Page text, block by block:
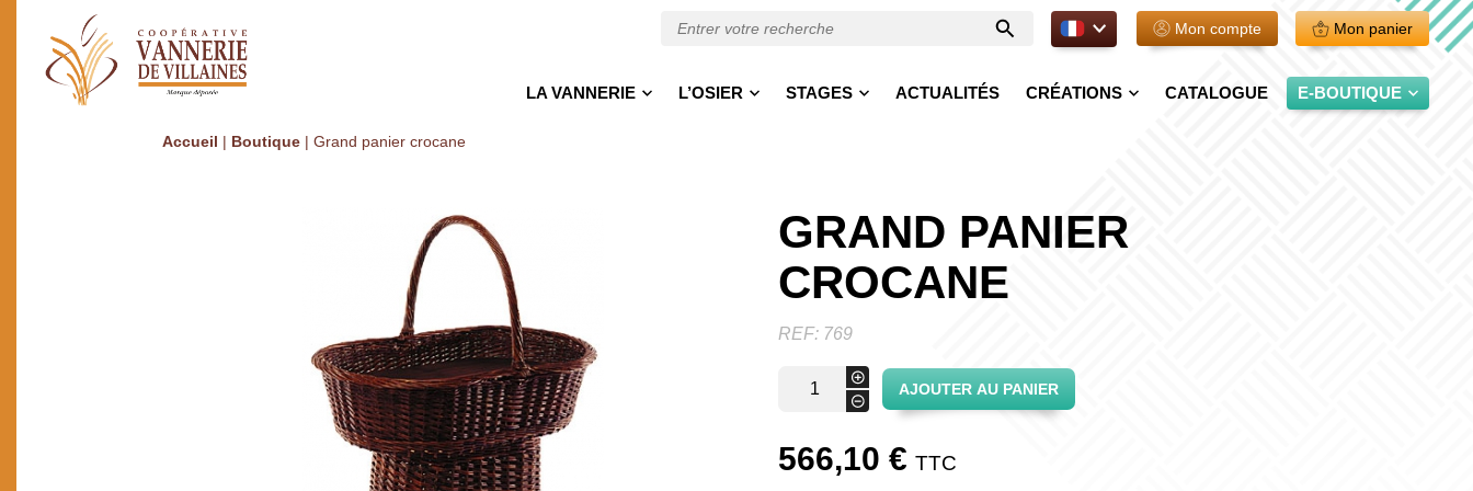
Entrer
votre
FR. Mon compte Mon panier
LA VANNERIE L’OSIER STAGES ACTUALITÉS CRÉATIONS CATALOGUE E-BOUTIQUE
Accueil | Boutique| Grand panier crocane
GRAND PANIER
CROCANE
REF: 769
-
crocane
+
AJOUTER AU PANIER
566,10 € TTC